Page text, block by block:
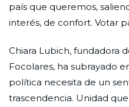
país que queremos,
interés, de confort. Votar
Chiara Lubich, fundadora
Focolares, ha subrayado
política necesita de un
trascendencia. Unidad